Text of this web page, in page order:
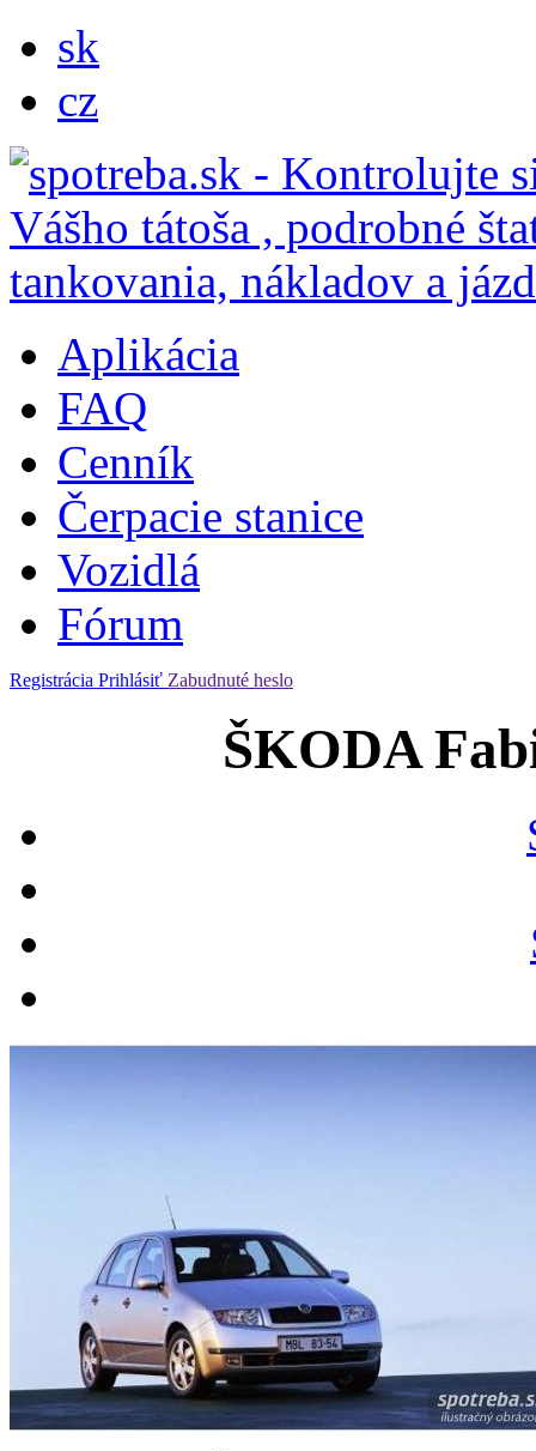
sk
cz
Aplikácia
FAQ
Cenník
Čerpacie stanice
Vozidlá
Fórum
Registrácia Prihlásiť Zabudnuté heslo
ŠKODA